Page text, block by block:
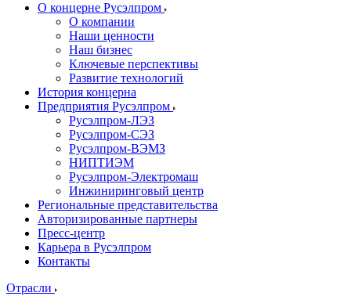
О концерне Русэлпром
О компании
Наши ценности
Наш бизнес
Ключевые перспективы
Развитие технологий
История концерна
Предприятия Русэлпром
Русэлпром-ЛЭЗ
Русэлпром-СЭЗ
Русэлпром-ВЭМЗ
НИПТИЭМ
Русэлпром-Электромаш
Инжиниринговый центр
Региональные представительства
Авторизированные партнеры
Пресс-центр
Карьера в Русэлпром
Контакты
Отрасли